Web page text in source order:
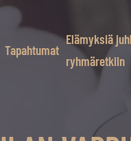
Tapahtumat
Elämyksiä
ryhmäretkiin